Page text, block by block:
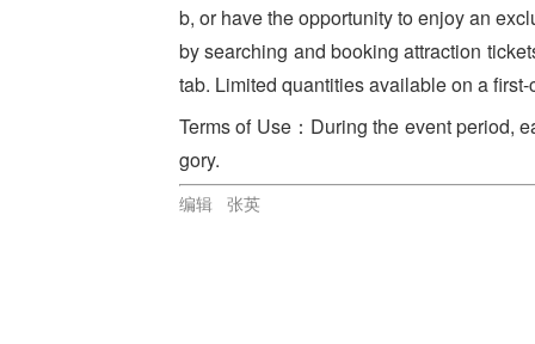
b, or have the opportunity to enjoy an
by searching and booking attraction
tab. Limited quantities available on a
Terms of Use： During the event period,
gory.
编辑 张英